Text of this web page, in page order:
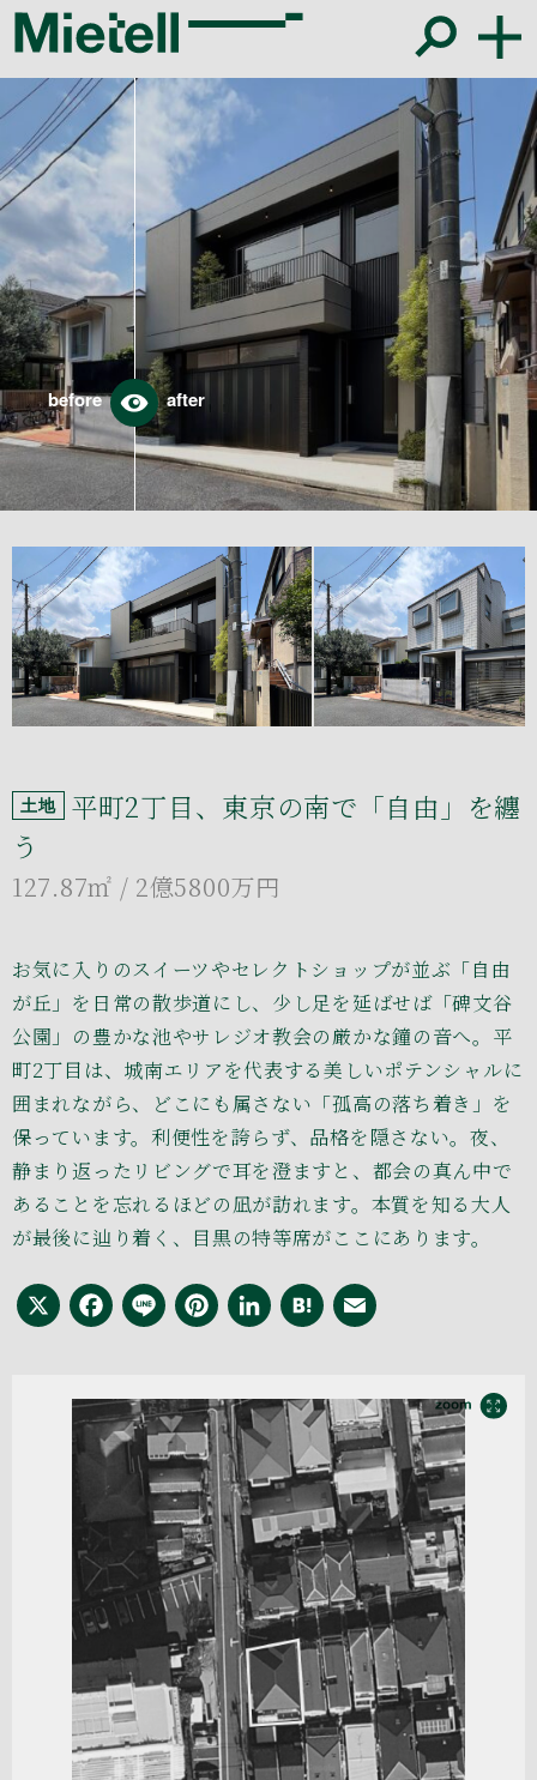
土地
平町2丁目、東京の南で「自由」を纏
う
127.87㎡ / 2億5800万円
お気に入りのスイーツやセレクトショップが並ぶ「自由
が丘」を日常の散歩道にし、少し足を延ばせば「碑文谷
公園」の豊かな池やサレジオ教会の厳かな鐘の音へ。平
町2丁目は、城南エリアを代表する美しいポテンシャルに
囲まれながら、どこにも属さない「孤高の落ち着き」を
保っています。利便性を誇らず、品格を隠さない。夜、
静まり返ったリビングで耳を澄ますと、都会の真ん中で
あることを忘れるほどの凪が訪れます。本質を知る大人
が最後に辿り着く、目黒の特等席がここにあります。
X Facebook
LinePinterest
LinkedIn
Hatena